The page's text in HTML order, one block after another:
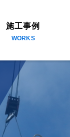
施工事例
WORKS